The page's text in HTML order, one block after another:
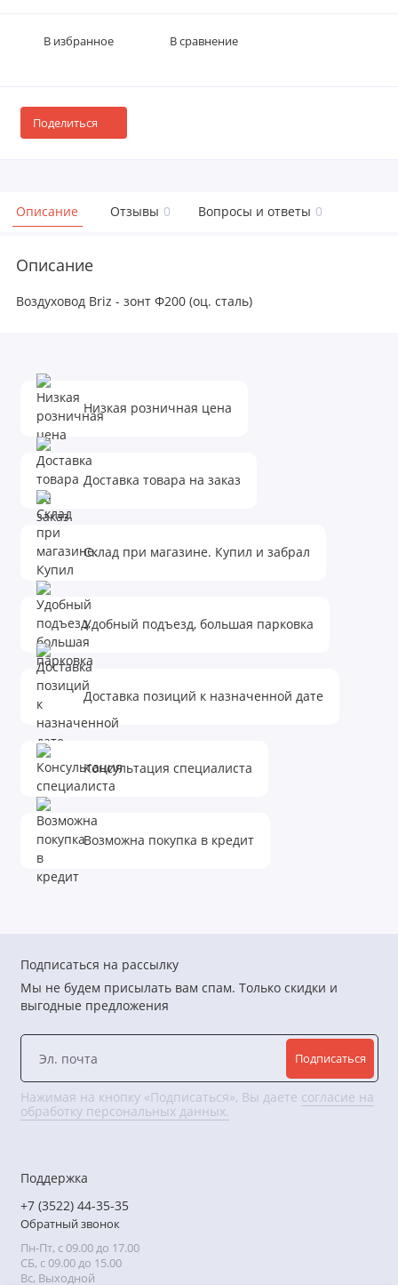
В избранное В сравнение
Поделиться
Описание Отзывы 0 Вопросы и ответы 0
Описание
Воздуховод Briz - зонт Ф200 (оц. сталь)
Низкая розничная цена
Доставка товара на заказ
Склад при магазине. Купил и забрал
Удобный подъезд, большая парковка
Доставка позиций к назначенной дате
Консультация специалиста
Возможна покупка в кредит
Подписаться на рассылку
Мы не будем присылать вам спам. Только скидки и
выгодные предложения
Подписаться
Нажимая на кнопку «Подписаться», Вы даете согласие на
обработку персональных данных.
Поддержка
+7 (3522) 44-35-35
Обратный звонок
Пн-Пт, с 09.00 до 17.00
СБ, с 09.00 до 15.00
Вс, Выходной